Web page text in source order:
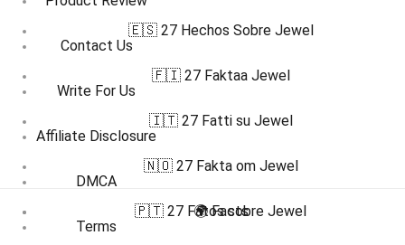
Contact Us
Write For Us
Affiliate Disclosure
DMCA
Terms
🇪🇸 27 Hechos Sobre Jewel
🇫🇮 27 Faktaa Jewel
🇮🇹 27 Fatti su Jewel
🇳🇴 27 Fakta om Jewel
🇵🇹 27 Fatos sobre Jewel
🌍 Facts